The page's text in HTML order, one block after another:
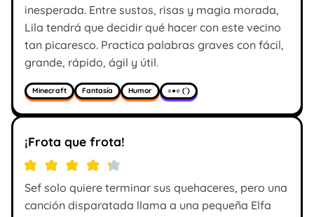
inesperada. Entre sustos, risas y magia morada,
Lila tendrá que decidir qué hacer con este vecino
tan picaresco. Practica palabras graves con fácil,
grande, rápido, ágil y útil.
Minecraft Fantasía Humor ○●○ (´)
¡Frota que frota!
Sef solo quiere terminar sus quehaceres, pero una
canción disparatada llama a una pequeña Elfa